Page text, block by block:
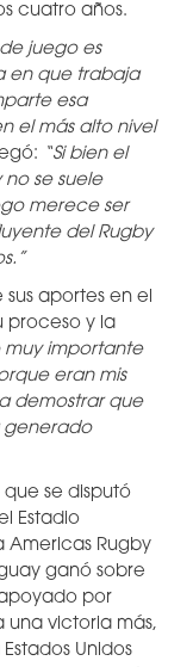
cuatro años.
juego es
en que trabaja
esa
el más alto nivel
“Si bien el
se suele
merece ser
del Rugby
aportes en el
proceso y la
muy importante
eran mis
demostrar que
generado
se disputó
Estadio
Americas Rugby
ganó sobre
por
una victoria más,
Unidos